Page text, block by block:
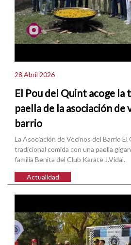
28 Abril 2026
El Pou del Quint acoge la
paella de la asociación de
barrio
La Asociación de Vecinos del Barrio
tradicional comida con una paella
familia Benita del Club Karate J.Vidal.
Actualidad